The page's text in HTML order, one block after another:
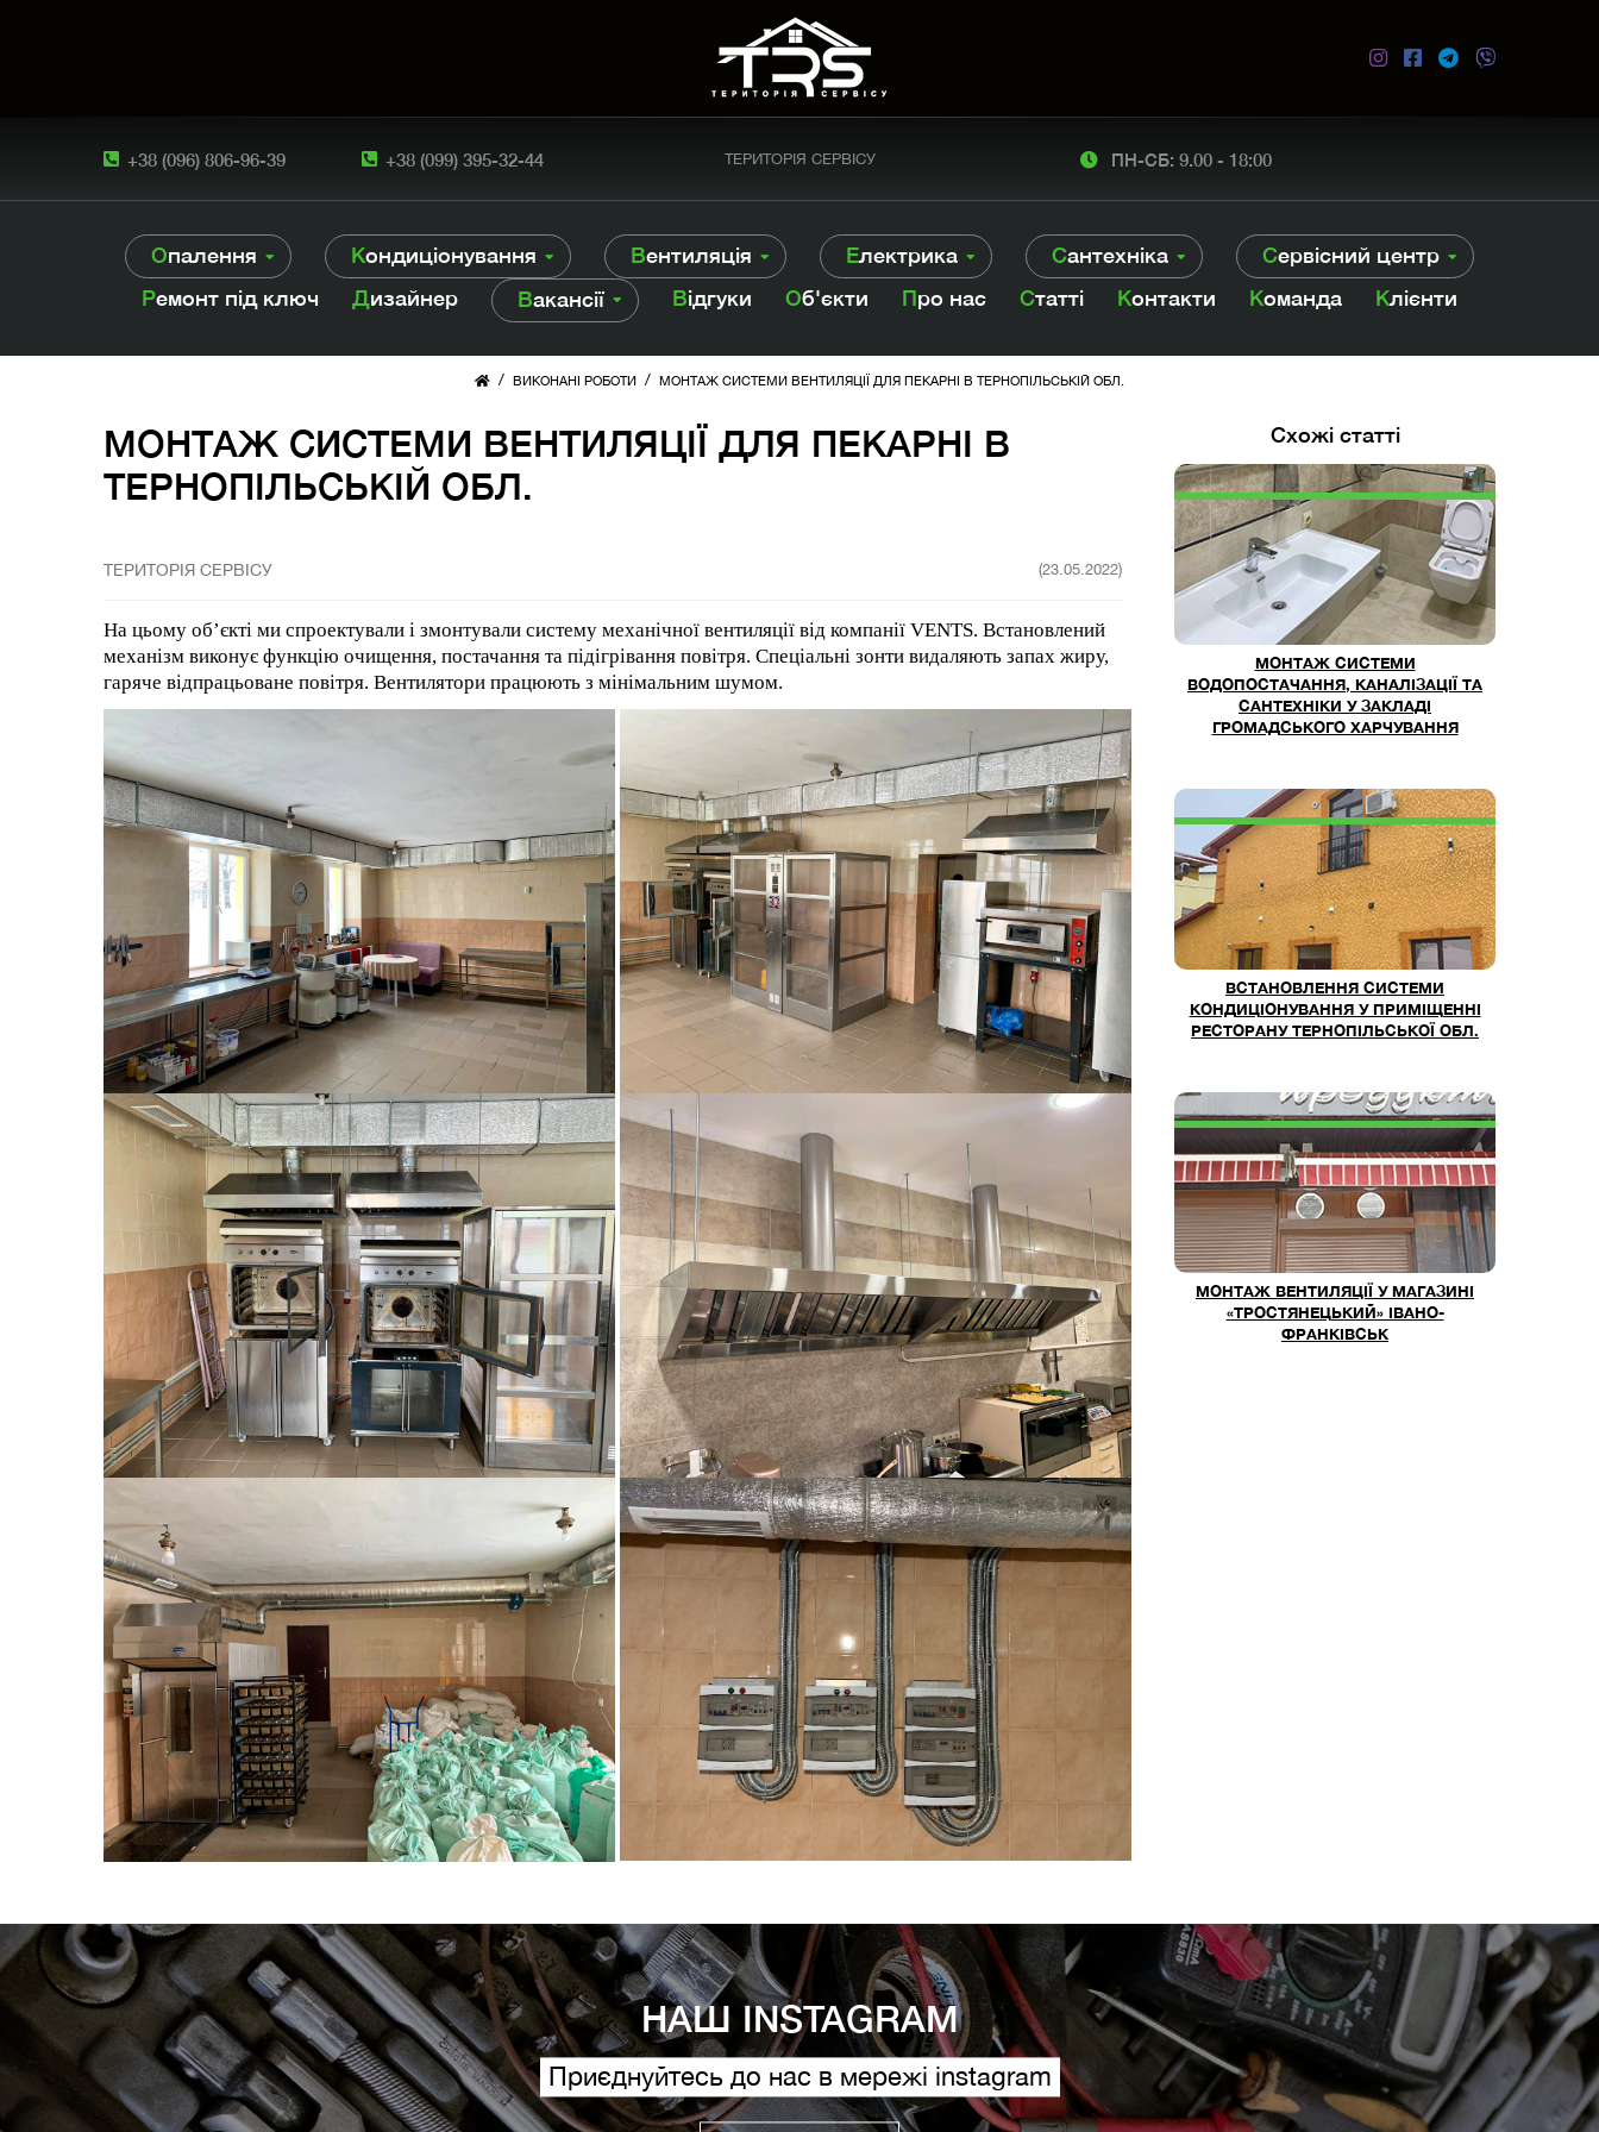
+38 (096) 806-96-39 +38 (099) 395-32-44 ТЕРИТОРІЯ СЕРВІСУ ПН-СБ: 9.00 - 18:00
Опалення Кондиціонування Вентиляція Електрика Сантехніка
Сервісний центр
Ремонт під ключ
Дизайнер Вакансії Відгуки Об'єкти Про нас Статті Контакти Команда Клієнти
/ ВИКОНАНІ РОБОТИ / МОНТАЖ СИСТЕМИ ВЕНТИЛЯЦІЇ ДЛЯ ПЕКАРНІ В ТЕРНОПІЛЬСЬКІЙ ОБЛ.
МОНТАЖ СИСТЕМИ ВЕНТИЛЯЦІЇ ДЛЯ ПЕКАРНІ В
ТЕРНОПІЛЬСЬКІЙ ОБЛ.
ТЕРИТОРІЯ СЕРВІСУ (23.05.2022)
На цьому об’єкті ми спроектували і змонтували систему механічної вентиляції від компанії VENTS. Встановлений
механізм виконує функцію очищення, постачання та підігрівання повітря. Спеціальні зонти видаляють запах жиру,
гаряче відпрацьоване повітря. Вентилятори працюють з мінімальним шумом.
Схожі статті
МОНТАЖ СИСТЕМИ
ВОДОПОСТАЧАННЯ, КАНАЛІЗАЦІЇ ТА
САНТЕХНІКИ У ЗАКЛАДІ
ГРОМАДСЬКОГО ХАРЧУВАННЯ
ВСТАНОВЛЕННЯ СИСТЕМИ
КОНДИЦІОНУВАННЯ У ПРИМІЩЕННІ
РЕСТОРАНУ ТЕРНОПІЛЬСЬКОЇ ОБЛ.
МОНТАЖ ВЕНТИЛЯЦІЇ У МАГАЗИНІ
«ТРОСТЯНЕЦЬКИЙ» ІВАНО-
ФРАНКІВСЬК
НАШ INSTAGRAM
Приєднуйтесь до нас в мережі instagram